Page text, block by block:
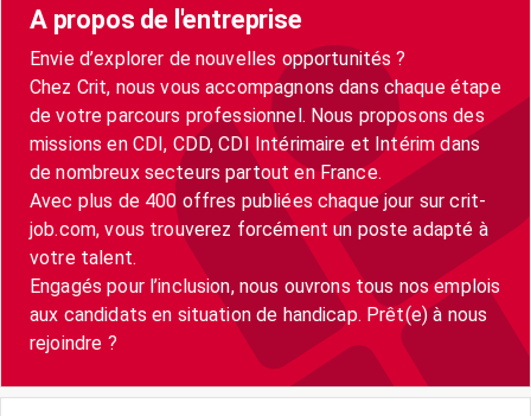
A propos de l'entreprise
Envie d’explorer de nouvelles opportunités ?
Chez Crit, nous vous accompagnons dans chaque étape
de votre parcours professionnel. Nous proposons des
missions en CDI, CDD, CDI Intérimaire et Intérim dans
de nombreux secteurs partout en France.
Avec plus de 400 offres publiées chaque jour sur crit-
job.com, vous trouverez forcément un poste adapté à
votre talent.
Engagés pour l’inclusion, nous ouvrons tous nos emplois
aux candidats en situation de handicap. Prêt(e) à nous